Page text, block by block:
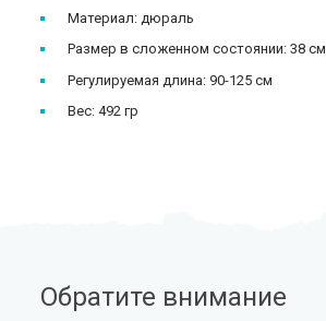
Материал: дюраль
Размер в сложенном состоянии: 38 см
Регулируемая длина: 90-125 см
Вес: 492 гр
Обратите внимание